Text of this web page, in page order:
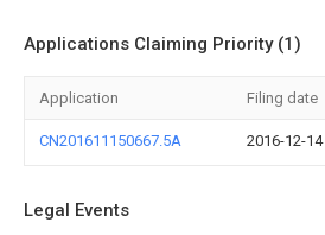
Applications Claiming Priority (1)
Application Filing date
CN201611150667.5A 2016-12-14
Legal Events